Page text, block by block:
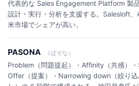
代表的な Sales Engagement Platform 製
設計・実行・分析を支援する。Salesloft
米市場でシェアが高い。
PASONA （ぱそな）
Problem（問題提起）・Affinity（共感）・
Offer（提案）・Narrowing down（絞り